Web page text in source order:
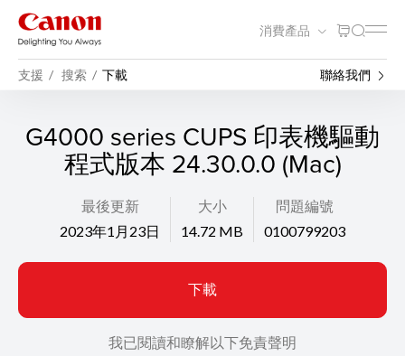
消費產品
支援 搜索 下載 聯絡我們
G4000 series CUPS 印表機驅動
程式版本 24.30.0.0 (Mac)
最後更新
2023年1月23日
大小
14.72 MB
問題編號
0100799203
下載
我已閱讀和瞭解以下免責聲明